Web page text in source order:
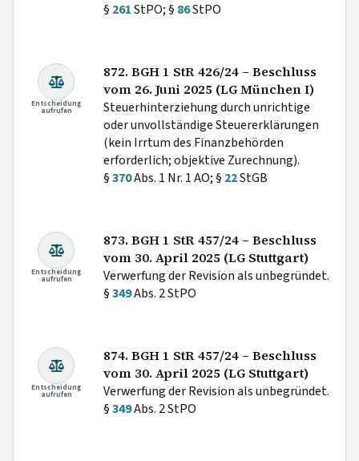
§ 261StPO; § 86StPO
Entscheidung
aufrufen
872. BGH 1 StR 426/24 – Beschluss
vom 26. Juni 2025 (LG München I)
Steuerhinterziehung durch unrichtige
oder unvollständige Steuererklärungen
(kein Irrtum des Finanzbehörden
erforderlich; objektive Zurechnung).
§370Abs. 1 Nr. 1 AO; § 22StGB
Entscheidung
aufrufen
873. BGH 1 StR 457/24 – Beschluss
vom 30. April 2025 (LG Stuttgart)
Verwerfung der Revision als unbegründet.
§349Abs. 2 StPO
Entscheidung
aufrufen
874. BGH 1 StR 457/24 – Beschluss
vom 30. April 2025 (LG Stuttgart)
Verwerfung der Revision als unbegründet.
§349Abs. 2 StPO